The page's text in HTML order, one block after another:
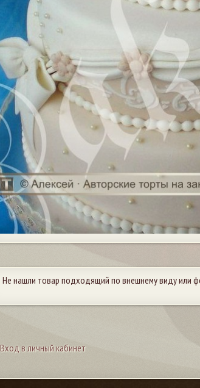
Не нашли товар подходящий по внешнему виду или
Вход в личный кабинет